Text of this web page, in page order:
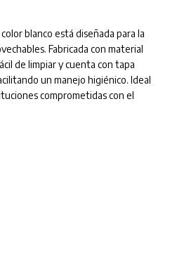
blanco está diseñada para la
Fabricada con material
de limpiar y cuenta con tapa
un manejo higiénico. Ideal
comprometidas con el